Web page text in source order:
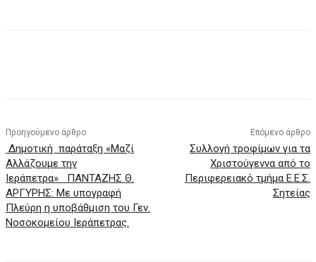
Προηγούμενο άρθρο
Δημοτική παράταξη «Μαζί
Αλλάζουμε την
Ιεράπετρα» ΠΑΝΤΑΖΗΣ Θ.
ΑΡΓΥΡΗΣ: Με υπογραφή
Πλεύρη η υποβάθμιση του Γεν.
Νοσοκομείου Ιεράπετρας.
Επόμενο άρθρο
Συλλογή τροφίμων για τα
Χριστούγεννα από το
Περιφερειακό τμήμα Ε.Ε.Σ.
Σητείας